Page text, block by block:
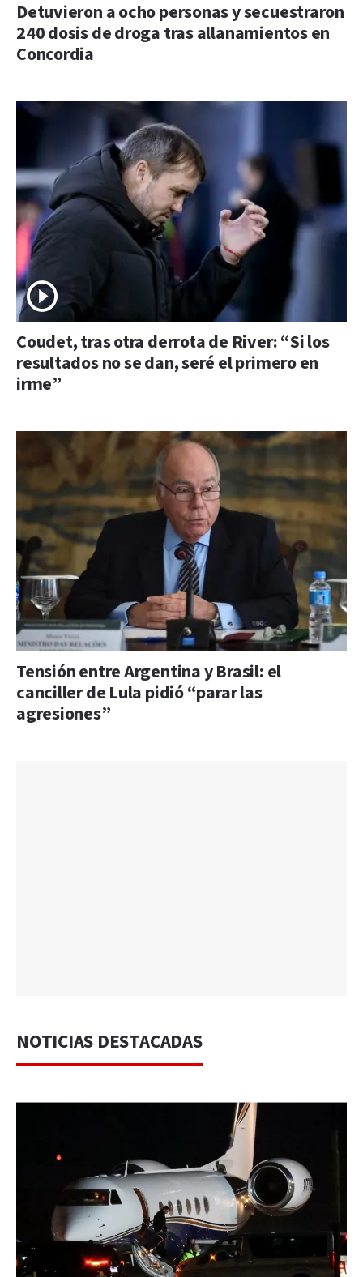
Detuvieron a ocho personas y secuestraron
240 dosis de droga tras allanamientos en
Concordia
Coudet, tras otra derrota de River: “Si los
resultados no se dan, seré el primero en
irme”
Tensión entre Argentina y Brasil: el
canciller de Lula pidió “parar las
agresiones”
NOTICIAS DESTACADAS